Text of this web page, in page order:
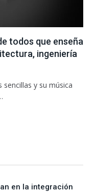
todos que enseña
ingeniería
sencillas y su música
en la integración